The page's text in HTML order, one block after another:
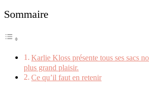
Sommaire
Karlie Kloss présente tous ses sacs
plus grand plaisir.
Ce qu’il faut en retenir